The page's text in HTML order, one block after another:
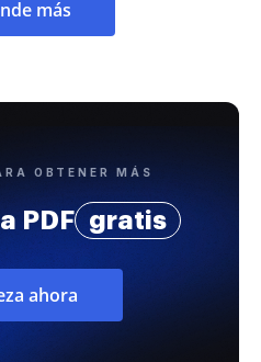
más
OBTENER MÁS
PDF gratis
ahora